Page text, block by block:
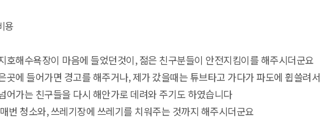
용
호해수욕장이 마음에 들었던것이, 젊은 친구분들이 안전지킴이를 해주시더군요
곳에 들어가면 경고를 해주거나, 제가 갔을때는 튜브타고 가다가 파도에 휩쓸려서
어가는 친구들을 다시 해안가로 데려와 주기도 하였습니다
번 청소와, 쓰레기장에 쓰레기를 치워주는 것까지 해주시더군요